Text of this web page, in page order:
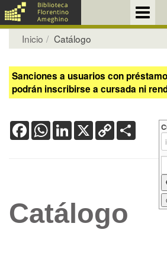
Inicio Catálogo
Sanciones a usuarios con
podrán inscribirse a cursada ni
FacebookWhatsApp
LinkedIn
X Copy
Link
Catálogo